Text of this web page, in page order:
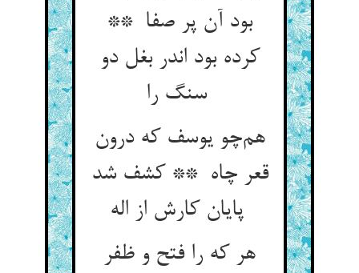
بود آن پر صفا **
کرده بود اندر بغل دو
سنگ را
هم‌چو یوسف که درون
قعر چاه ** کشف شد
پایان کارش از اله
هر که را فتح و ظفر